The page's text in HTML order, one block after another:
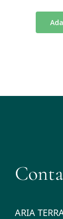
ARIA